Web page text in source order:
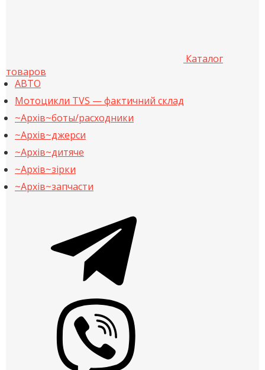
Каталог
товаров
АВТО
Мотоцикли TVS — фактичний склад
~Архів~боты/расходники
~Архів~джерси
~Архів~дитяче
~Архів~зірки
~Архів~запчасти